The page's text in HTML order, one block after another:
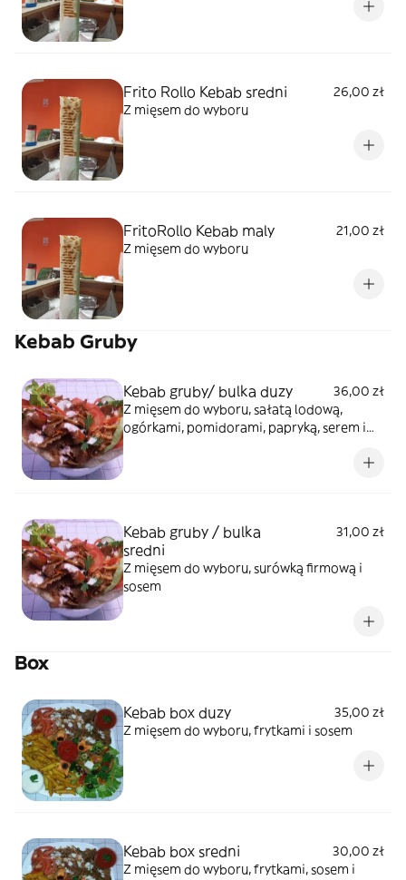
Frito Rollo Kebab sredni
26,00 zł
Z mięsem do wyboru
FritoRollo Kebab maly
21,00 zł
Z mięsem do wyboru
Kebab Gruby
Kebab gruby/ bulka duzy
36,00 zł
Z mięsem do wyboru, sałatą lodową,
ogórkami, pomidorami, papryką, serem i
Kebab gruby / bulka
sredni
31,00 zł
Z mięsem do wyboru, surówką firmową i
sosem
Box
Kebab box duzy
35,00 zł
Z mięsem do wyboru, frytkami i sosem
Kebab box sredni
30,00 zł
Z mięsem do wyboru, frytkami, sosem i